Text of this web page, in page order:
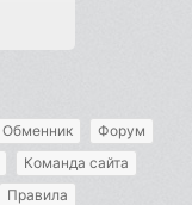
Обменник
Форум
Команда сайта
Правила